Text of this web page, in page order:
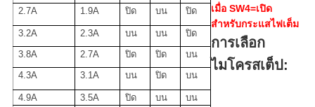
2.7A
1.9A ปิด บน ปิด
3.2A 2.3A บน บน
ปิด
3.8A
2.7A ปิด ปิด
บน
4.3A
3.1A บน ปิด บน
4.9A 3.5A ปิด บน
บน
เมื่อ SW4=เปิด
สำหรับกระแสไฟเต็ม
การเลือก
ไมโครสเต็ป: